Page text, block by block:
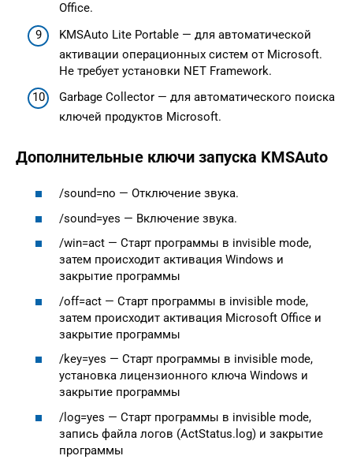
Office.
KMSAuto Lite Portable — для автоматической
активации операционных систем от Microsoft.
Не требует установки NET Framework.
Garbage Collector — для автоматического поиска
ключей продуктов Microsoft.
Дополнительные ключи запуска KMSAuto
/sound=no — Отключение звука.
/sound=yes — Включение звука.
/win=act — Старт программы в invisible mode,
затем происходит активация Windows и
закрытие программы
/off=act — Старт программы в invisible mode,
затем происходит активация Microsoft Office и
закрытие программы
/key=yes — Старт программы в invisible mode,
установка лицензионного ключа Windows и
закрытие программы
/log=yes — Старт программы в invisible mode,
запись файла логов (ActStatus.log) и закрытие
программы